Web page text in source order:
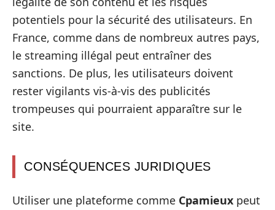
potentiels pour la sécurité des utilisateurs. En
France, comme dans de nombreux autres pays,
le streaming illégal peut entraîner des
sanctions. De plus, les utilisateurs doivent
rester vigilants vis-à-vis des publicités
trompeuses qui pourraient apparaître sur le
site.
CONSÉQUENCES JURIDIQUES
Utiliser une plateforme comme Cpamieux peut